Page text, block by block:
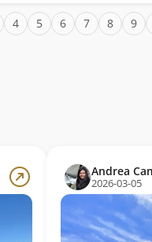
4 5 6 7 8 9
Andrea
2026-03-05